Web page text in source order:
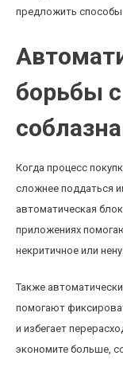
предложить способы
борьбы
Когда процесс
сложнее поддаться
автоматическая
приложениях
некритичное или
Также
помогают
и избегает
экономите больше,